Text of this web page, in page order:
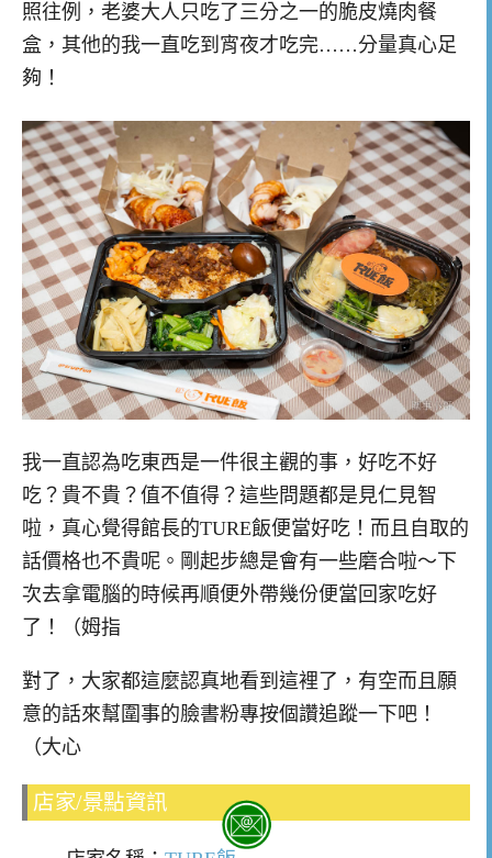
照往例，老婆大人只吃了三分之一的脆皮燒肉餐
盒，其他的我一直吃到宵夜才吃完……分量真心足
夠！
我一直認為吃東西是一件很主觀的事，好吃不好
吃？貴不貴？值不值得？這些問題都是見仁見智
啦，真心覺得館長的TURE飯便當好吃！而且自取的
話價格也不貴呢。剛起步總是會有一些磨合啦～下
次去拿電腦的時候再順便外帶幾份便當回家吃好
了！（姆指
對了，大家都這麼認真地看到這裡了，有空而且願
意的話來幫圍事的臉書粉專按個讚追蹤一下吧！
（大心
店家/景點資訊